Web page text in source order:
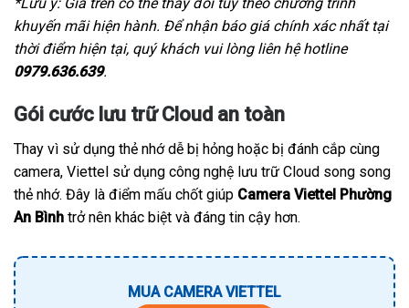
khuyến mãi hiện hành. Để nhận báo giá chính xác nhất tại
thời điểm hiện tại, quý khách vui lòng liên hệ hotline
0979.636.639.
Gói cước lưu trữ Cloud an toàn
Thay vì sử dụng thẻ nhớ dễ bị hỏng hoặc bị đánh cắp cùng
camera, Viettel sử dụng công nghệ lưu trữ Cloud song song
thẻ nhớ. Đây là điểm mấu chốt giúp Camera Viettel Phường
An Bình trở nên khác biệt và đáng tin cậy hơn.
MUA CAMERA VIETTEL